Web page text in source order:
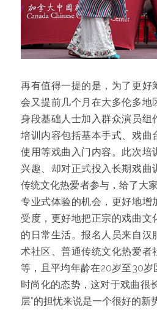
再有值得一提的是，为了更好
会又提前几个月在大多伦多地
身段基础人士加入群众演员组
培训内容包括基本手式、戏曲
使用等戏曲入门内容。此次培
兴趣、却对正式投入长期戏曲
传统文化热爱者参与，给了大
专业式体验的机会，更好地增
受度，更好地把正宗的戏曲文
的日常生活。报名人员来自汉
术社区、普通传统文化热爱者
等，且平均年龄在20岁至30岁
时尚化的态势，这对于戏曲很
层”的担忧来说是一个很好的新